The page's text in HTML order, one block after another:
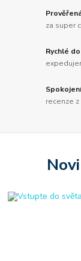
za super
Rychlé
recenze